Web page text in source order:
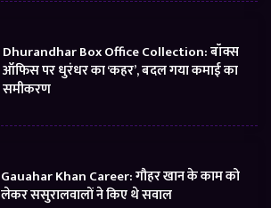
Dhurandhar Box Office Collection: बॉक्स
ऑफिस पर धुरंधर का ‘कहर’, बदल गया कमाई का
समीकरण
Gauahar Khan Career: गौहर खान के काम को
लेकर ससुरालवालों ने किए थे सवाल